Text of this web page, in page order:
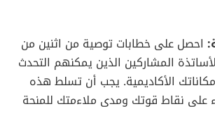
احصل على خطابات توصية من اثنين من
المشاركين الذين يمكنهم التحدث
الأكاديمية. يجب أن تسلط هذه
على نقاط قوتك ومدى ملاءمتك للمنحة